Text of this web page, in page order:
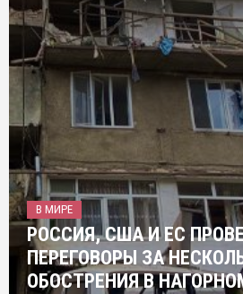
В МИРЕ
РОССИЯ, США И ЕС
ПЕРЕГОВОРЫ ЗА
ОБОСТРЕНИЯ В